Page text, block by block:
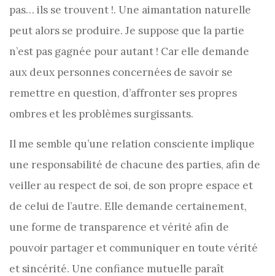
pas… ils se trouvent !. Une aimantation naturelle
peut alors se produire. Je suppose que la partie
n’est pas gagnée pour autant ! Car elle demande
aux deux personnes concernées de savoir se
remettre en question, d’affronter ses propres
ombres et les problèmes surgissants.
Il me semble qu’une relation consciente implique
une responsabilité de chacune des parties, afin de
veiller au respect de soi, de son propre espace et
de celui de l’autre. Elle demande certainement,
une forme de transparence et vérité afin de
pouvoir partager et communiquer en toute vérité
et sincérité. Une confiance mutuelle paraît